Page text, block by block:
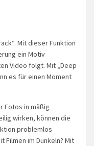
Mit dieser Funktion
ein Motiv
Video folgt. Mit „Deep
es für einen Moment
Fotos in mäßig
wirken, können die
problemlos
Filmen im Dunkeln? Mit